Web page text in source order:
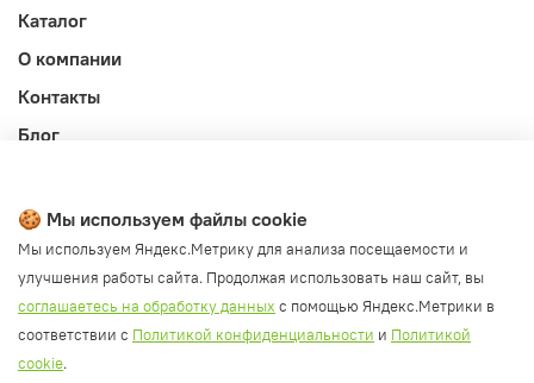
Каталог
О компании
Контакты
Блог
Публичная оферта
Политика конфиденциальности и обработки ПД
Согласие на обработку ПД
Согласие на рассылку
Согласие на обработку cookie файлов
🍪 Мы используем файлы cookie
Мы используем Яндекс.Метрику для анализа посещаемости и
улучшения работы сайта. Продолжая использовать наш сайт, вы
соглашаетесь на обработку данных с помощью Яндекс.Метрики в
соответствии с Политикой конфиденциальности и Политикой
cookie.